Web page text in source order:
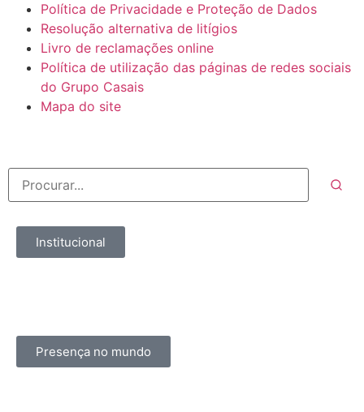
Política de Privacidade e Proteção de Dados
Resolução alternativa de litígios
Livro de reclamações online
Política de utilização das páginas de redes sociais
do Grupo Casais
Mapa do site
Institucional
Presença no mundo